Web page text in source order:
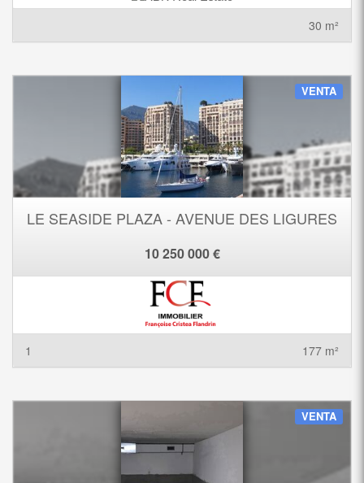
30 m²
VENTA
LE SEASIDE PLAZA - AVENUE DES LIGURES
10 250 000 €
1 177 m²
VENTA